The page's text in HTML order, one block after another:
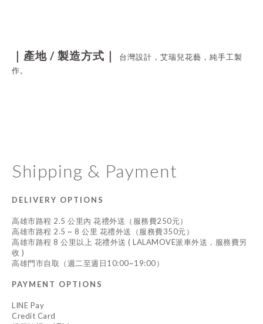
｜產地 / 製造方式｜
台灣設計，艾瑞兒花藝，純手工製
作。
Shipping & Payment
DELIVERY OPTIONS
高雄市路程 2.5 公里內 花禮外送（服務費250元）
高雄市路程 2.5 ~ 8 公里 花禮外送（服務費350元）
高雄市路程 8 公里以上 花禮外送 ( LALAMOVE派車外送，服務費另
收 )
高雄門市自取（週二至週日10:00~19:00）
PAYMENT OPTIONS
LINE Pay
Credit Card